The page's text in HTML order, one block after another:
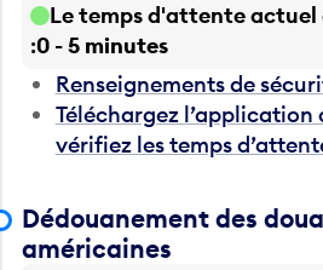
Le temps d'attente actuel
0 - 5 minutes
Renseignements de
Téléchargez l’application
vérifiez les temps
Dédouanement des
américaines